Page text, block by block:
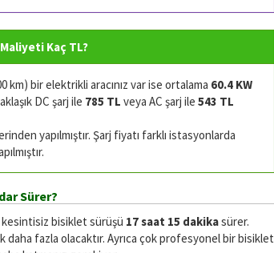
Kaç TL?
bir elektrikli aracınız var ise ortalama 60.4 KW
DC şarj ile 785 TL veya AC şarj ile 543 TL
yapılmıştır. Şarj fiyatı farklı istasyonlarda
Sürer?
bisiklet sürüşü 17 saat 15 dakikasürer.
daha fazla olacaktır. Ayrıca çok profesyonel bir bisiklet